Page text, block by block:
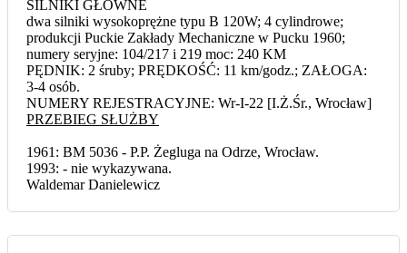
SILNIKI GŁÓWNE
dwa silniki wysokoprężne typu B 120W; 4 cylindrowe;
produkcji Puckie Zakłady Mechaniczne w Pucku 1960;
numery seryjne: 104/217 i 219 moc: 240 KM
PĘDNIK: 2 śruby; PRĘDKOŚĆ: 11 km/godz.; ZAŁOGA:
3-4 osób.
NUMERY REJESTRACYJNE: Wr-I-22 [I.Ż.Śr., Wrocław]
PRZEBIEG SŁUŻBY
1961: BM 5036 - P.P. Żegluga na Odrze, Wrocław.
1993: - nie wykazywana.
Waldemar Danielewicz